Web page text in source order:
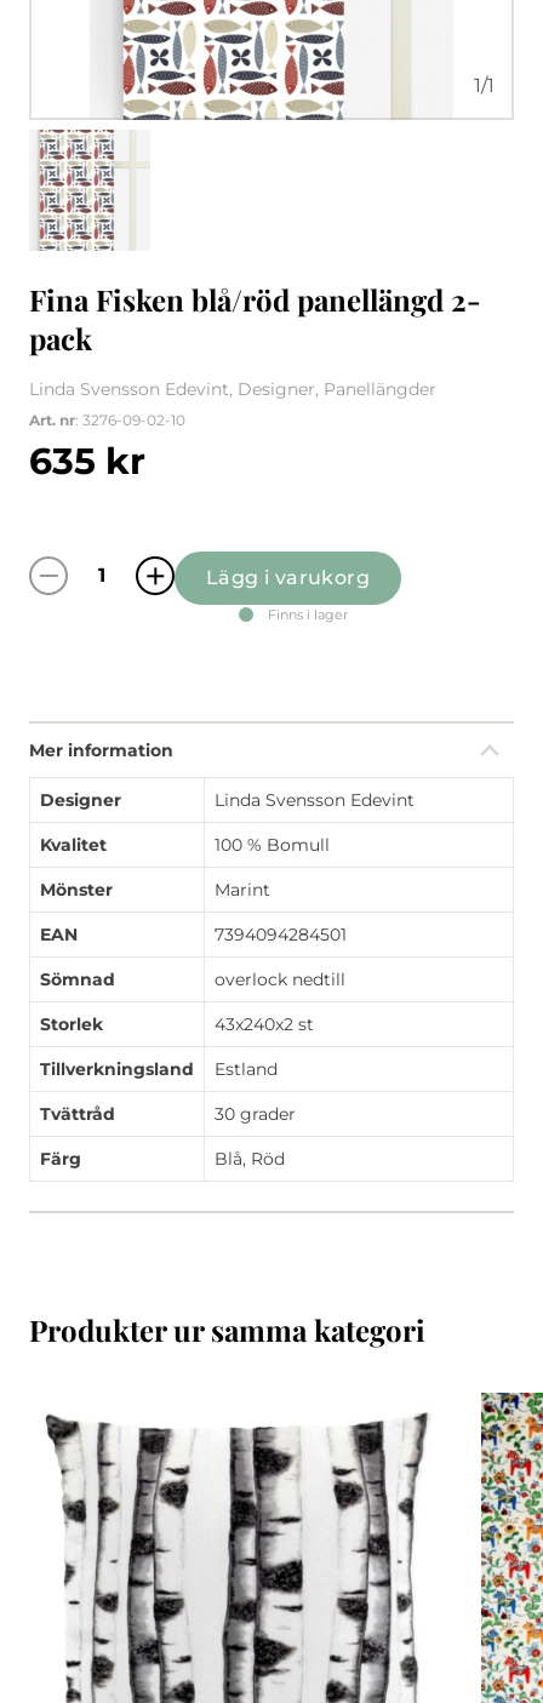
1/1
Fina Fisken blå/röd panellängd 2-
pack
Linda Svensson Edevint, Designer, Panellängder
Art. nr: 3276-09-02-10
635 kr
Fina Fisken blå/röd panellängd 2-pack mängd
Lägg i varukorg
Finns i lager
Mer information
Designer Linda Svensson Edevint
Kvalitet 100 % Bomull
Mönster Marint
EAN 7394094284501
Sömnad overlock nedtill
Storlek 43x240x2 st
Tillverkningsland Estland
Tvättråd 30 grader
Färg Blå, Röd
Produkter ur samma kategori